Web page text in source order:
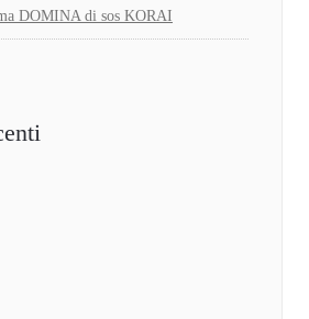
DOMINA di sos KORAI